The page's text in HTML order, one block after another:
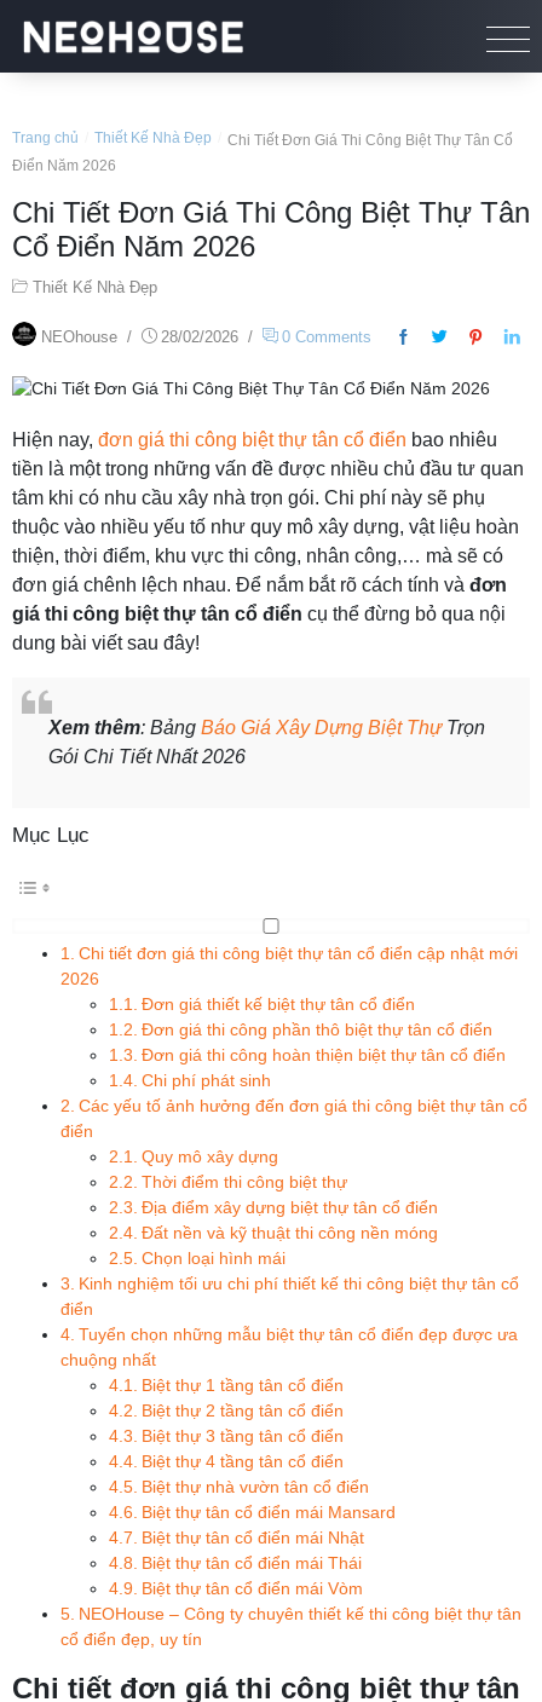
Trang chủ Thiết Kế Nhà Đẹp
Chi Tiết Đơn Giá Thi Công Biệt Thự Tân Cổ
Điển Năm 2026
Chi Tiết Đơn Giá Thi Công Biệt Thự Tân
Cổ Điển Năm 2026
Thiết Kế Nhà Đẹp
NEOhouse / 28/02/2026 / 0 Comments
Hiện nay, đơn giá thi công biệt thự tân cổ điển bao nhiêu
tiền là một trong những vấn đề được nhiều chủ đầu tư quan
tâm khi có nhu cầu xây nhà trọn gói. Chi phí này sẽ phụ
thuộc vào nhiều yếu tố như quy mô xây dựng, vật liệu hoàn
thiện, thời điểm, khu vực thi công, nhân công,… mà sẽ có
đơn giá chênh lệch nhau. Để nắm bắt rõ cách tính và đơn
giá thi công biệt thự tân cổ điển cụ thể đừng bỏ qua nội
dung bài viết sau đây!
Xem thêm: Bảng Báo Giá Xây Dựng Biệt ThựTrọn
Gói Chi Tiết Nhất 2026
Mục Lục
Chi tiết đơn giá thi công biệt thự tân cổ điển cập nhật mới
2026
Đơn giá thiết kế biệt thự tân cổ điển
Đơn giá thi công phần thô biệt thự tân cổ điển
Đơn giá thi công hoàn thiện biệt thự tân cổ điển
Chi phí phát sinh
Các yếu tố ảnh hưởng đến đơn giá thi công biệt thự tân cổ
điển
Quy mô xây dựng
Thời điểm thi công biệt thự
Địa điểm xây dựng biệt thự tân cổ điển
Đất nền và kỹ thuật thi công nền móng
Chọn loại hình mái
Kinh nghiệm tối ưu chi phí thiết kế thi công biệt thự tân cổ
điển
Tuyển chọn những mẫu biệt thự tân cổ điển đẹp được ưa
chuộng nhất
Biệt thự 1 tầng tân cổ điển
Biệt thự 2 tầng tân cổ điển
Biệt thự 3 tầng tân cổ điển
Biệt thự 4 tầng tân cổ điển
Biệt thự nhà vườn tân cổ điển
Biệt thự tân cổ điển mái Mansard
Biệt thự tân cổ điển mái Nhật
Biệt thự tân cổ điển mái Thái
Biệt thự tân cổ điển mái Vòm
NEOHouse – Công ty chuyên thiết kế thi công biệt thự tân
cổ điển đẹp, uy tín
Chi tiết đơn giá thi công biệt thự tân